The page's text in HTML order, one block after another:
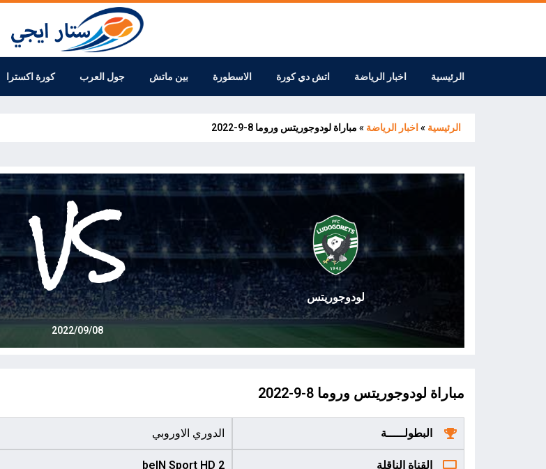
الرئيسية اخبار الرياضة اتش دي كورة الاسطورة بين ماتش جول العرب كورة اكسترا
الرئيسية » اخبار الرياضة » مباراة لودوجوريتس وروما 8-9-2022
لودوجوريتس VS
2022/09/08
مباراة لودوجوريتس وروما 8-9-2022
البطولـــــة الدوري الاوروبي
القناة الناقلة beIN Sport HD 2